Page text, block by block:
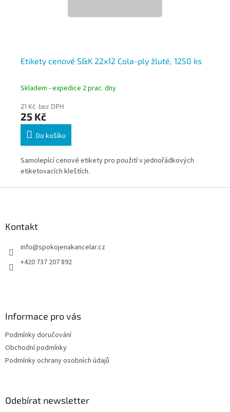
Etikety cenové S&K 22x12 Cola-ply žluté, 1250 ks
Skladem - expedice 2 prac. dny
21 Kč bez DPH
25 Kč
Do košíku
Samolepící cenové etikety pro použití v jednořádkových
etiketovacích kleštích.
Kontakt
info@spokojenakancelar.cz
+420 737 207 892
Informace pro vás
Podmínky doručování
Obchodní podmínky
Podmínky ochrany osobních údajů
Odebírat newsletter